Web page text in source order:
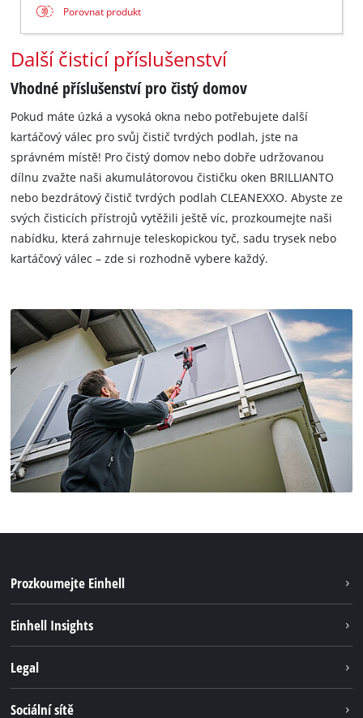
Porovnat produkt
Další čisticí příslušenství
Vhodné příslušenství pro čistý domov
Pokud máte úzká a vysoká okna nebo potřebujete další
kartáčový válec pro svůj čistič tvrdých podlah, jste na
správném místě! Pro čistý domov nebo dobře udržovanou
dílnu zvažte naši akumulátorovou čističku oken BRILLIANTO
nebo bezdrátový čistič tvrdých podlah CLEANEXXO. Abyste ze
svých čisticích přístrojů vytěžili ještě víc, prozkoumejte naši
nabídku, která zahrnuje teleskopickou tyč, sadu trysek nebo
kartáčový válec – zde si rozhodně vybere každý.
Prozkoumejte Einhell
Systém akumulátorů
Einhell Insights
Legal
Sociální sítě